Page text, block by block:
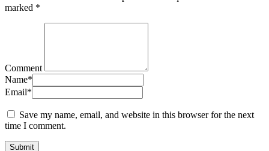
marked *
Comment
Name*
Email*
Save my name, email, and website in this browser for the next
time I comment.